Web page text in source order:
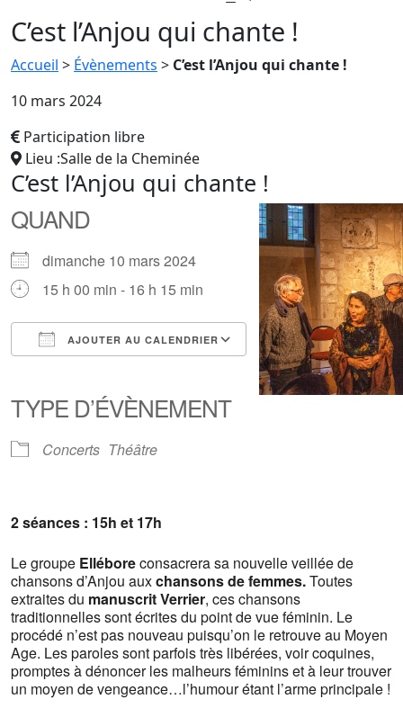
C’est l’Anjou qui chante !
Accueil > Évènements > C’est l’Anjou qui chante !
10 mars 2024
Participation libre
Lieu :Salle de la Cheminée
C’est l’Anjou qui chante !
QUAND
dimanche 10 mars 2024
15 h 00 min - 16 h 15 min
AJOUTER AU CALENDRIER
Outlook Live
TYPE D’ÉVÈNEMENT
Concerts Théâtre
2 séances : 15h et 17h
Le groupe Elléboreconsacrera sa nouvelle veillée de
chansons d’Anjou auxchansons de femmes.Toutes
extraites du manuscrit Verrier, ces chansons
traditionnelles sont écrites du point de vue féminin. Le
procédé n’est pas nouveau puisqu’on le retrouve au Moyen
Age. Les paroles sont parfois très libérées, voir coquines,
promptes à dénoncer les malheurs féminins et à leur trouver
un moyen de vengeance…l’humour étant l’arme principale !